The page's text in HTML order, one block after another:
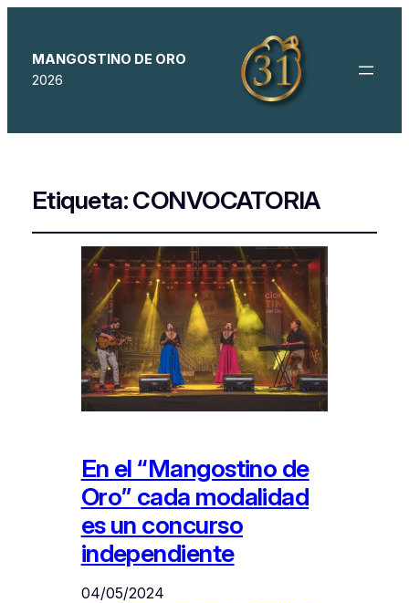
MANGOSTINO DE ORO
2026
Etiqueta:CONVOCATORIA
En el “Mangostino de
Oro” cada modalidad
es un concurso
independiente
04/05/2024